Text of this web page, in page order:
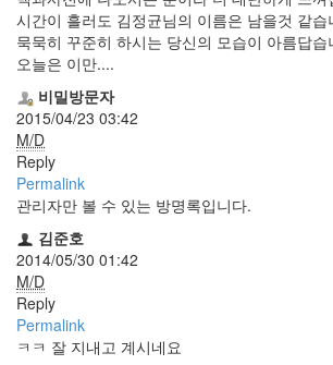
시간이 흘러도 김정균님의 이름은 남을것 같습
묵묵히 꾸준히 하시는 당신의 모습이 아름답습
오늘은 이만....
비밀방문자
2015/04/23 03:42
M/D
Reply
Permalink
관리자만 볼 수 있는 방명록입니다.
김준호
2014/05/30 01:42
M/D
Reply
Permalink
ㅋㅋ 잘 지내고 계시네요
Categories
전
체
192
주
절
주
절
군
이
11
둘
째
사